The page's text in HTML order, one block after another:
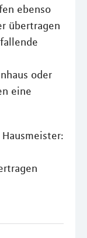
ebenso
übertragen
oder
eine